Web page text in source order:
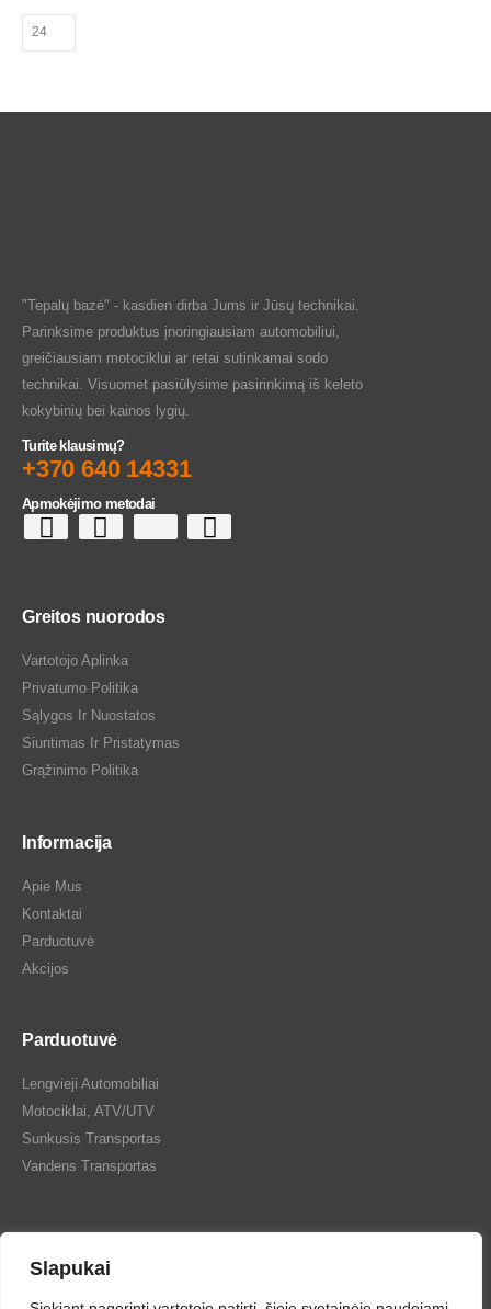
Slapukai
"Tepalų bazė" - kasdien dirba Jums ir Jūsų technikai.
Parinksime produktus įnoringiausiam automobiliui,
greičiausiam motociklui ar retai sutinkamai sodo
technikai. Visuomet pasiūlysime pasirinkimą iš keleto
kokybinių bei kainos lygių.
Turite klausimų?
+370 640 14331
Apmokėjimo metodai
Greitos nuorodos
Vartotojo Aplinka
Privatumo Politika
Sąlygos Ir Nuostatos
Siuntimas Ir Pristatymas
Grąžinimo Politika
Informacija
Apie Mus
Kontaktai
Parduotuvė
Akcijos
Parduotuvė
Lengvieji Automobiliai
Motociklai, ATV/UTV
Sunkusis Transportas
Vandens Transportas